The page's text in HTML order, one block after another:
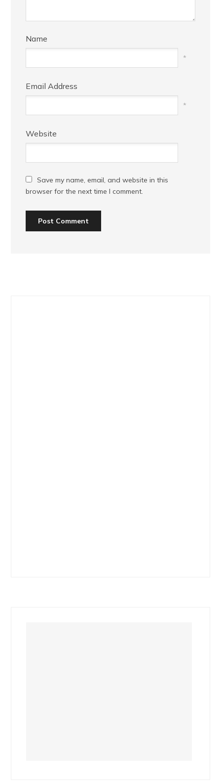
Name
*
Email Address
*
Website
Save my name, email, and website in this
browser for the next time I comment.